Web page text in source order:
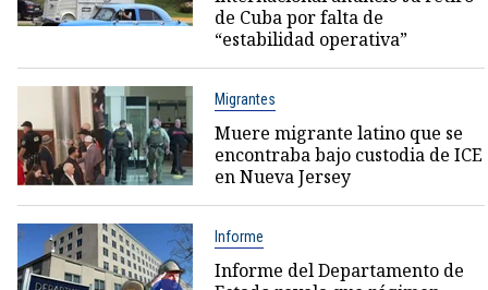
de Cuba por falta de
“estabilidad operativa”
Migrantes
Muere migrante latino que se
encontraba bajo custodia de ICE
en Nueva Jersey
Informe
Informe del Departamento de